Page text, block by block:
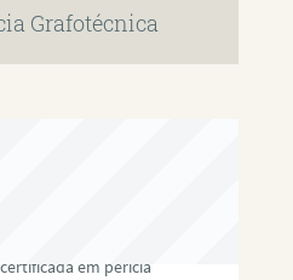
Grafotécnica
em perícia